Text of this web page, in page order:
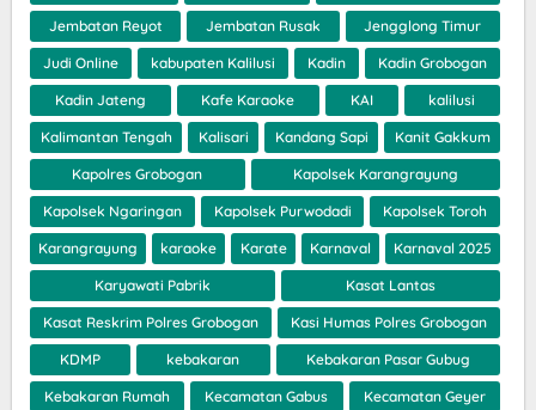
Jembatan Reyot Jembatan Rusak Jengglong Timur
Judi Online kabupaten Kalilusi Kadin Kadin Grobogan
Kadin Jateng Kafe Karaoke KAI kalilusi
Kalimantan Tengah Kalisari Kandang Sapi Kanit Gakkum
Kapolres Grobogan Kapolsek Karangrayung
Kapolsek Ngaringan Kapolsek Purwodadi Kapolsek Toroh
Karangrayung karaoke Karate Karnaval Karnaval 2025
Karyawati Pabrik Kasat Lantas
Kasat Reskrim Polres Grobogan Kasi Humas Polres Grobogan
KDMP kebakaran Kebakaran Pasar Gubug
Kebakaran Rumah Kecamatan Gabus Kecamatan Geyer